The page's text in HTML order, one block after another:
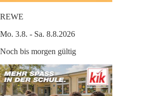
REWE
Mo. 3.8. - Sa. 8.8.2026
Noch bis morgen gültig